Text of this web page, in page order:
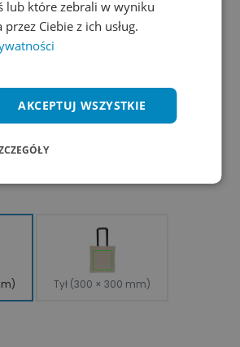
Tył (300 × 300 mm)
lub które zebrali w wyniku
Ciebie z ich usług.
AKCEPTUJ WSZYSTKIE